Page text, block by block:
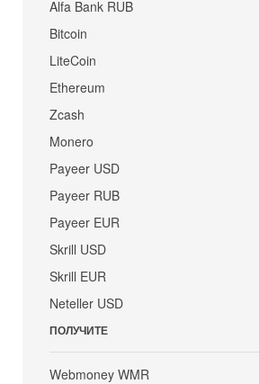
Alfa Bank RUB
Bitcoin
LiteCoin
Ethereum
Zcash
Monero
Payeer USD
Payeer RUB
Payeer EUR
Skrill USD
Skrill EUR
Neteller USD
ПОЛУЧИТЕ
Webmoney WMR